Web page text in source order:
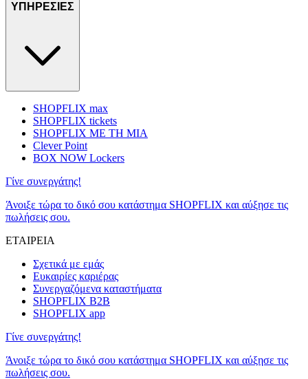
ΥΠΗΡΕΣΙΕΣ
SHOPFLIX max
SHOPFLIX tickets
SHOPFLIX ΜΕ ΤΗ ΜΙΑ
Clever Point
BOX NOW Lockers
Γίνε συνεργάτης!
Άνοιξε τώρα το δικό σου κατάστημα SHOPFLIX και αύξησε τις
πωλήσεις σου.
ΕΤΑΙΡΕΙΑ
Σχετικά με εμάς
Ευκαιρίες καριέρας
Συνεργαζόμενα καταστήματα
SHOPFLIX B2B
SHOPFLIX app
Γίνε συνεργάτης!
Άνοιξε τώρα το δικό σου κατάστημα SHOPFLIX και αύξησε τις
πωλήσεις σου.